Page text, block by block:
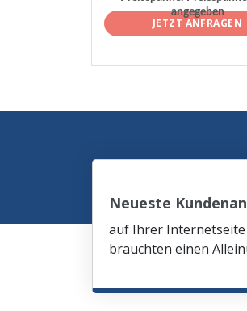
angegeben
JETZT ANFRAGEN
Neueste
auf Ihrer Internetseite
brauchten einen